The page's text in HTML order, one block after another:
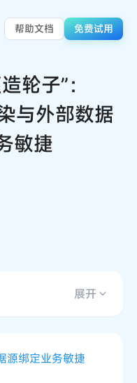
帮助文档 免费试用
轮子”：
与外部数据
敏捷
展开
源绑定业务敏捷